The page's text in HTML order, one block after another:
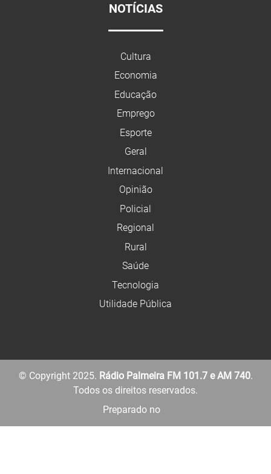
NOTÍCIAS
Cultura
Economia
Educação
Emprego
Esporte
Geral
Internacional
Opinião
Policial
Regional
Rural
Saúde
Tecnologia
Utilidade Pública
© Copyright 2025. Rádio Palmeira FM 101.7 e AM 740.
Todos os direitos reservados.
Preparado no